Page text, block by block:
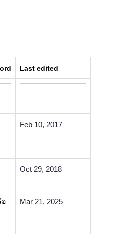
Last edited
Feb 10, 2017
Oct 29, 2018
อ
Mar 21, 2025